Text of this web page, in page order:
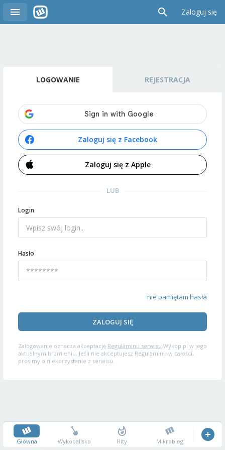
Zaloguj się
LOGOWANIE REJESTRACJA
Zaloguj się z Facebook
Zaloguj się z Apple
LUB
Login
Hasło
nie pamiętam hasła
ZALOGUJ SIĘ
Zalogowanie oznacza akceptację Regulaminu serwisu Wykop.pl w jego
aktualnym brzmieniu. Jeśli nie akceptujesz Regulaminu w całości,
prosimy o niekorzystanie z serwisu.
Główna Wykopalisko Hity Mikroblog